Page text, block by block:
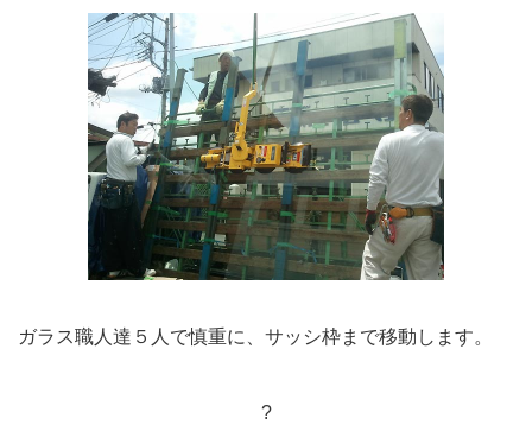
ガラス職人達５人で慎重に、サッシ枠まで移動します。
?